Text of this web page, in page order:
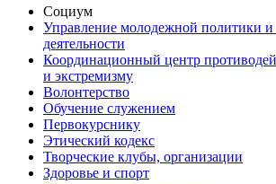
Социум
Управление молодежной политики и
деятельности
Координационный центр
и экстремизму
Волонтерство
Обучение служением
Первокурснику
Этический кодекс
Творческие клубы, организации
Здоровье и спорт